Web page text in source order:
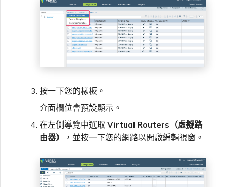
按一下您的樣板。
介面欄位會預設顯示。
在左側導覽中選取 Virtual Routers（虛擬路
由器）
，並按一下您的網路以開啟編輯視窗。